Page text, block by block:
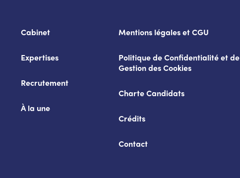
Cabinet
Expertises
Recrutement
À la une
Mentions légales et CGU
Politique de Confidentialité et de
Gestion des Cookies
Charte Candidats
Crédits
Contact